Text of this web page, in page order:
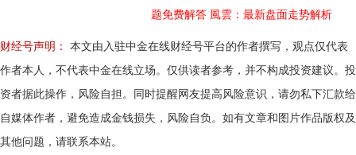
题免费解答 風雲：最新盘面走势解析
财经号声明：
本文由入驻中金在线财经号平台的作者撰写，观点仅代表
作者本人，不代表中金在线立场。仅供读者参考，并不构成投资建议。投
资者据此操作，风险自担。同时提醒网友提高风险意识，请勿私下汇款给
自媒体作者，避免造成金钱损失，风险自负。如有文章和图片作品版权及
其他问题，请联系本站。